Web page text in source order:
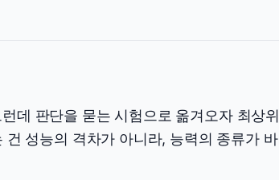
데 판단을 묻는 시험으로 옮겨오자 최상위
성능의 격차가 아니라, 능력의 종류가 바